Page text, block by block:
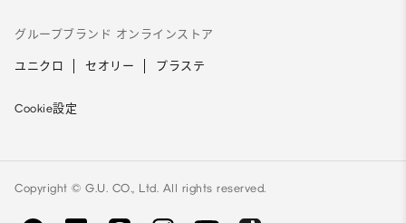
グループブランド オンラインストア
ユニクロ セオリー プラステ
Cookie設定
Copyright © G.U. CO., Ltd. All rights reserved.